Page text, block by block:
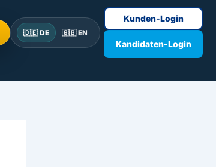
🇩🇪 DE 🇬🇧 EN
Kunden-Login
Kandidaten-Login